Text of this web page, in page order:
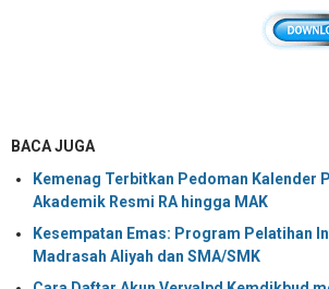
BACA JUGA
Kemenag Terbitkan Pedoman Kalender
Akademik Resmi RA hingga MAK
Kesempatan Emas: Program Pelatihan
Madrasah Aliyah dan SMA/SMK